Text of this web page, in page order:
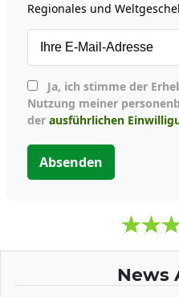
Regionales und
Nutzung meiner
der ausführlichen
Absenden
News